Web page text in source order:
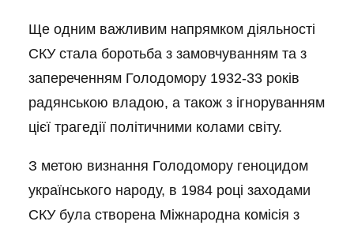
Ще одним важливим напрямком діяльності
СКУ стала боротьба з замовчуванням та з
запереченням Голодомору 1932-33 років
радянською владою, а також з ігноруванням
цієї трагедії політичними колами світу.
З метою визнання Голодомору геноцидом
українського народу, в 1984 році заходами
СКУ була створена Міжнародна комісія з